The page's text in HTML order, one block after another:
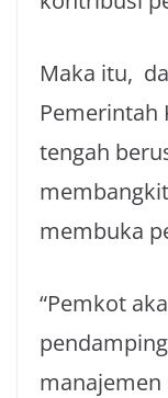
Maka itu,
Pemerintah
tengah
membuka
“Pemkot